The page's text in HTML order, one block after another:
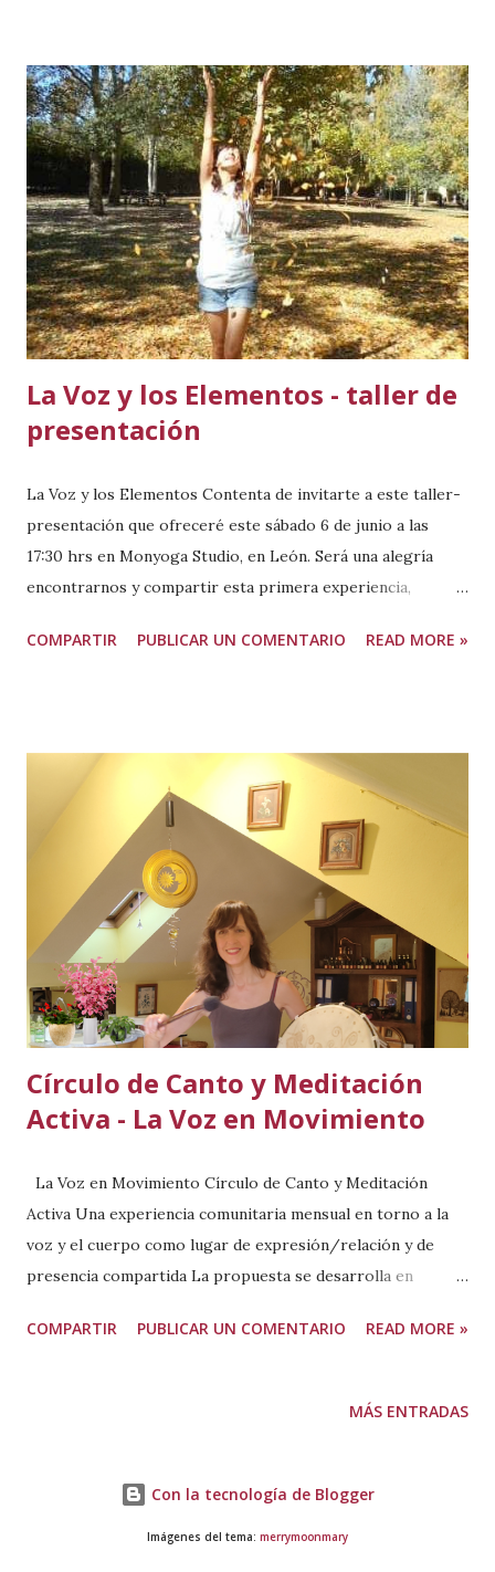
los años, ambas vías fueron convergiendo de forma natural
hasta formar parte de una misma mirada. La comprensión
del cuerpo como un sistema integrado, la importancia de
una respiración natural y respetuosa, el equilibrio dinámico
de las fuerzas opuestas: Yin y Yang, la relación entre
emoción y expresión, o el cultivo de un estado de
presencia, son algunos de los puntos donde ambos caminos
se encuentran. El Qi Gong y los Elementos Qi Gong
significa "trabajo con la energía". Form...
La Voz y los Elementos - taller de
presentación
La Voz y los Elementos Contenta de invitarte a este taller-
presentación que ofreceré este sábado 6 de junio a las
17:30 hrs en Monyoga Studio, en León. Será una alegría
encontrarnos y compartir esta primera experiencia,
Voz , que comenzará en octubre. Qi Gong significa "trabajo
en una práctica con sentido y propósito. Esta disciplina
hunde sus raíces en la tradición taoísta y en la comprensión
del equilibrio dinámico entre los elementos y los
meridianos, los canales por donde fluye la energía vital. En
este taller-presentación exploraremos la relación entre
movimiento, respiración, emociones y voz mediante
dinámicas corporales y vocales inspiradas en los cinco
elementos de la Medicina Tradicional China. Si te interesan
las prácticas psicocorporales y creat...
COMPARTIR PUBLICAR UN COMENTARIO READ MORE »
Círculo de Canto y Meditación
Activa - La Voz en Movimiento
La Voz en Movimiento Círculo de Canto y Meditación
Activa Una experiencia comunitaria mensual en torno a la
voz y el cuerpo como lugar de expresión/relación y de
presencia compartida La propuesta se desarrolla en
el proceso. El círculo se entiende como un espacio
equitativas e inclusivas, donde se fomenta la escucha, el
artístico ni estético. Es una invitación a habitar la voz y el
COMPARTIR PUBLICAR UN COMENTARIO READ MORE »
MÁS ENTRADAS
Con la tecnología de Blogger
Imágenes del tema: merrymoonmary